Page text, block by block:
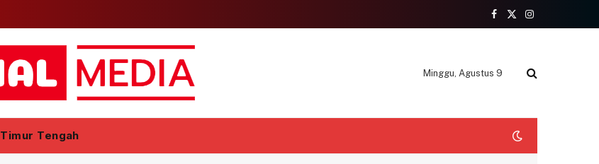
Facebook
X
Instagram
Minggu, Agustus 9
Timur Tengah